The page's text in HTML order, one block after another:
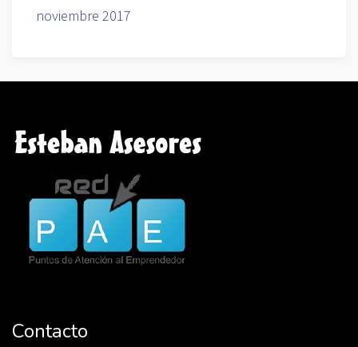
noviembre 2017
Contacto